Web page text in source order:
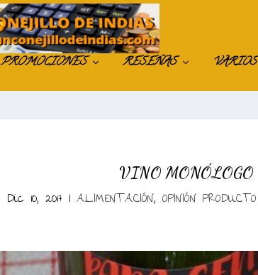
PROMOCIONES RESEÑAS VARIOS
VINO MONÓLOGO
Dic 10, 2017 |ALIMENTACIÓN,OPINIÓN PRODUCTO